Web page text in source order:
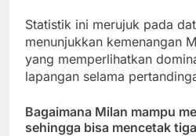
Statistik ini merujuk pada
menunjukkan kemenangan
yang memperlihatkan
lapangan selama
Bagaimana Milan mampu
sehingga bisa mencetak